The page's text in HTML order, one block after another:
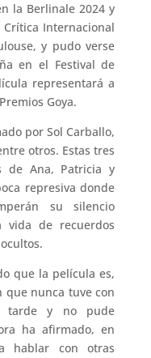
la Berlinale 2024 y
Internacional
y pudo verse
en el Festival de
representará a
Goya.
por Sol Carballo,
otros. Estas tres
de Ana, Patricia y
represiva donde
su silencio
vida de recuerdos
que la película es,
que nunca tuve con
tarde y no pude
ha afirmado, en
hablar con otras